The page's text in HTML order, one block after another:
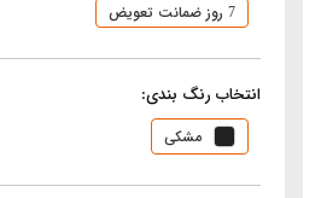
7 روز ضمانت تعویض
انتخاب رنگ بندی:
مشکی